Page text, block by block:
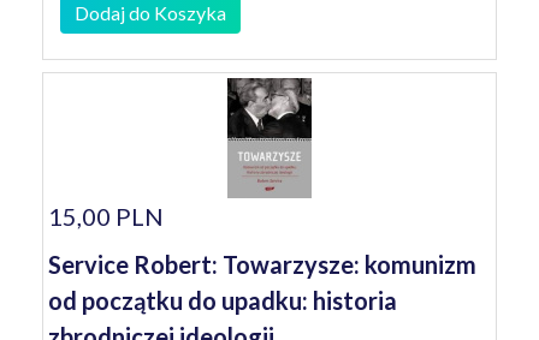
Dodaj do Koszyka
15,00 PLN
Service Robert: Towarzysze: komunizm
od początku do upadku: historia